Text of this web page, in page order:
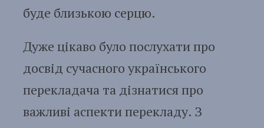
буде близькою серцю.
Дуже цікаво було послухати про
досвід сучасного українського
перекладача та дізнатися про
важливі аспекти перекладу. З